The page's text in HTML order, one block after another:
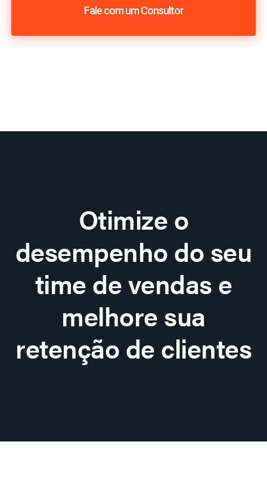
Fale com um Consultor
Otimize o
desempenho do seu
time de vendas e
melhore sua
retenção de clientes